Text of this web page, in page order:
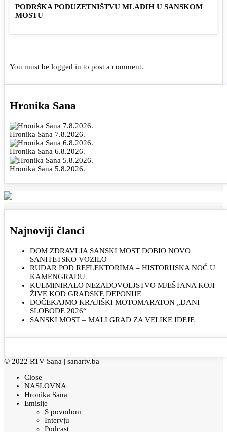
PODRŠKA PODUZETNIŠTVU MLADIH U SANSKOM
MOSTU
You must be logged in to post a comment.
Hronika Sana
Hronika Sana 7.8.2026.
Hronika Sana 6.8.2026.
Hronika Sana 5.8.2026.
Najnoviji članci
DOM ZDRAVLJA SANSKI MOST DOBIO NOVO
SANITETSKO VOZILO
RUDAR POD REFLEKTORIMA – HISTORIJSKA NOĆ U
KAMENGRADU
KULMINIRALO NEZADOVOLJSTVO MJEŠTANA KOJI
ŽIVE KOD GRADSKE DEPONIJE
DOČEKAJMO KRAJIŠKI MOTOMARATON „DANI
SLOBODE 2026“
SANSKI MOST – MALI GRAD ZA VELIKE IDEJE
© 2022 RTV Sana | sanartv.ba
Close
NASLOVNA
Hronika Sana
Emisije
S povodom
Intervju
Podcast